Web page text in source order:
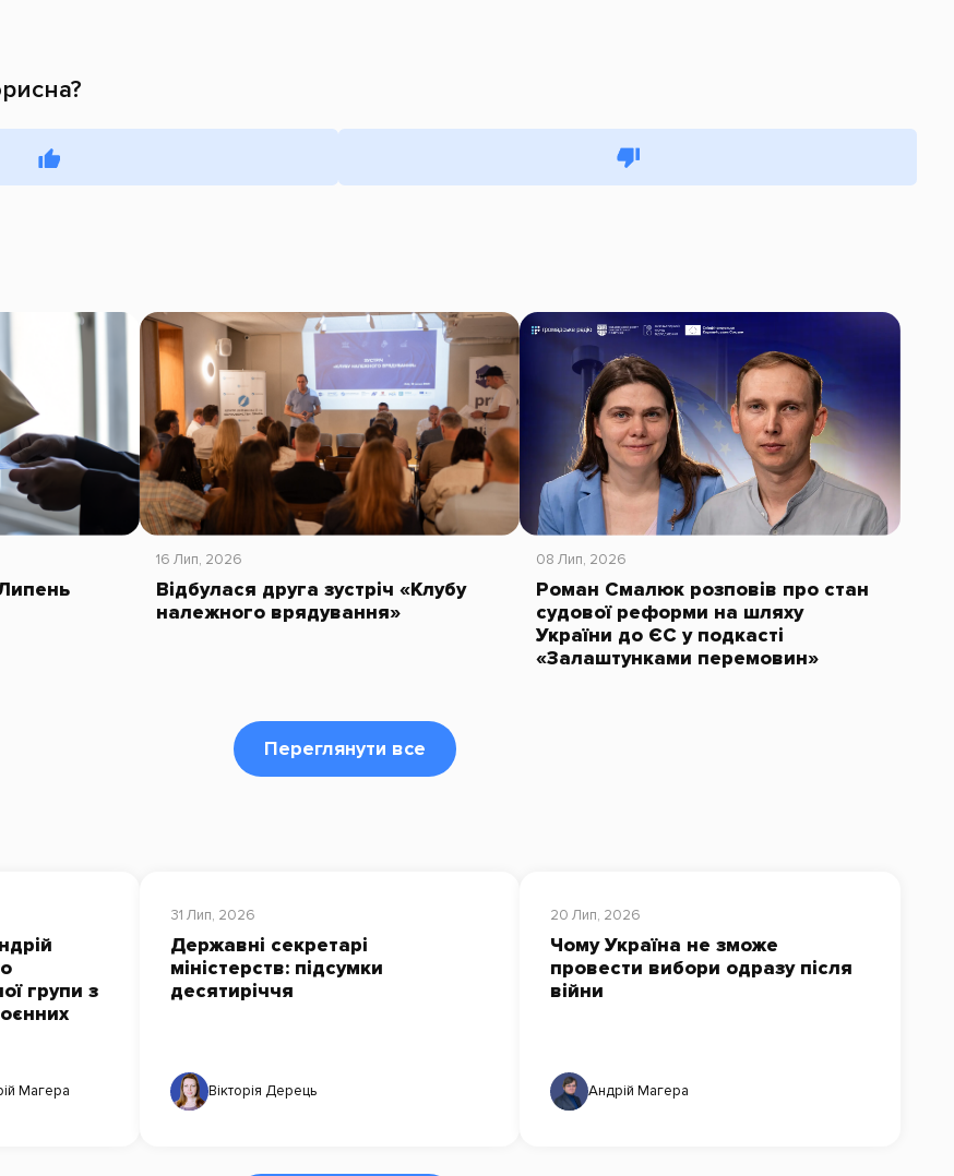
Липень
16 Лип, 2026
Відбулася друга зустріч «Клубу
належного врядування»
08 Лип, 2026
Роман Смалюк розповів про стан
судової реформи на шляху
України до ЄС у подкасті
«Залаштунками перемовин»
Переглянути все
групи з
Магера
31 Лип, 2026
Державні секретарі
міністерств: підсумки
десятиріччя
Вікторія Дерець
20 Лип, 2026
Чому Україна не зможе
провести вибори одразу після
війни
Андрій Магера